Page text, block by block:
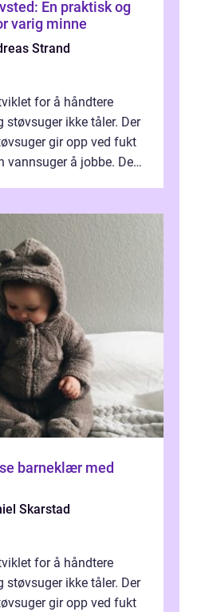
En praktisk og
varig minne
Strand
for å håndtere
støvsuger ikke tåler. Der
gir opp ved fukt
vannsuger å jobbe. Den
barneklær med
Skarstad
for å håndtere
støvsuger ikke tåler. Der
gir opp ved fukt